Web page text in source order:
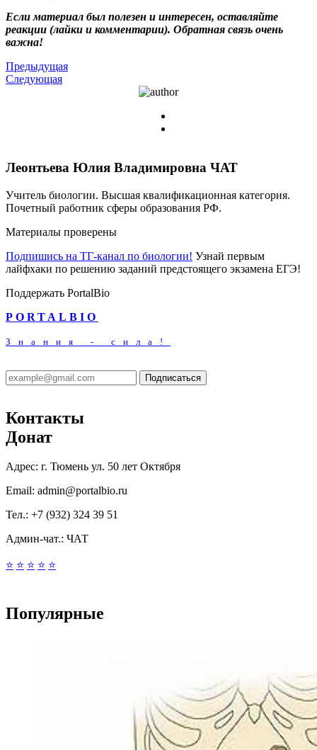
Если материал был полезен и интересен, оставляйте
реакции (лайки и комментарии). Обратная связь очень
важна!
Предыдущая
Следующая
Леонтьева Юлия Владимировна ЧАТ
Учитель биологии. Высшая квалификационная категория.
Почетный работник сферы образования РФ.
Материалы проверены
Подпишись на ТГ-канал по биологии! Узнай первым
лайфхаки по решению заданий предстоящего экзамена ЕГЭ!
Поддержать PortalBio
PORTALBIO
Знания - сила!
Подписаться
Контакты
Донат
Адрес: г. Тюмень ул. 50 лет Октября
Email: admin@portalbio.ru
Тел.: +7 (932) 324 39 51
Админ-чат.: ЧАТ
⭐ ⭐ ⭐ ⭐ ⭐
Популярные